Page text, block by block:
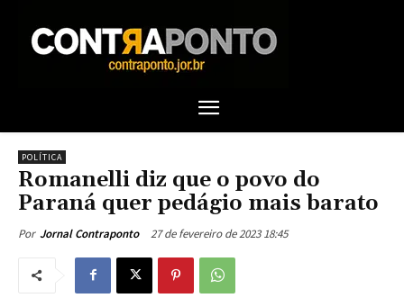
POLÍTICA
Romanelli diz que o povo do
Paraná quer pedágio mais barato
Por Jornal Contraponto 27 de fevereiro de 2023 18:45